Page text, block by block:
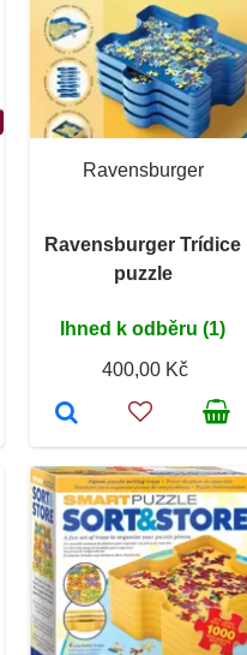
Ravensburger
Ravensburger Trídice
puzzle
Ihned k odběru (1)
400,00 Kč